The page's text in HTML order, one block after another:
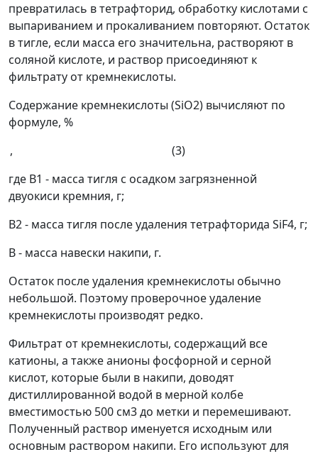
превратилась в тетрафторид, обработку кислотами с
выпариванием и прокаливанием повторяют. Остаток
в тигле, если масса его значительна, растворяют в
соляной кислоте, и раствор присоединяют к
фильтрату от кремнекислоты.
Содержание кремнекислоты (SiO2) вычисляют по
формуле, %
, (3)
где В1 - масса тигля с осадком загрязненной
двуокиси кремния, г;
В2- масса тигля после удаления тетрафторида SiF4, г;
В- масса навески накипи, г.
Остаток после удаления кремнекислоты обычно
небольшой. Поэтому проверочное удаление
кремнекислоты производят редко.
Фильтрат от кремнекислоты, содержащий все
катионы, а также анионы фосфорной и серной
кислот, которые были в накипи, доводят
дистиллированной водой в мерной колбе
вместимостью 500 см3до метки и перемешивают.
Полученный раствор именуется исходным или
основным раствором накипи. Его используют для